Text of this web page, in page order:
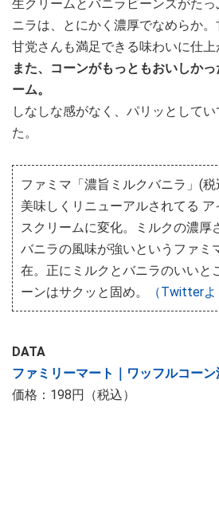
生クリームとバニラビーンズがた
ニラは、とにかく濃厚でなめらか。
甘党さんも満足できる味わいに仕上
また、コーンがもっともおいしか
ーム。
しなしな感がなく、パリッとして
た。
ファミマ「濃旨ミルクバニラ」(
美味しくリニューアルされてる
スクリームに変化。ミルクの濃厚
バニラの風味が強いというファミ
在。正にミルクとバニラのいいと
ーンはサクッと固め。
（Twitterよ
DATA
ファミリーマート｜ワッフルコー
価格：198円（税込）